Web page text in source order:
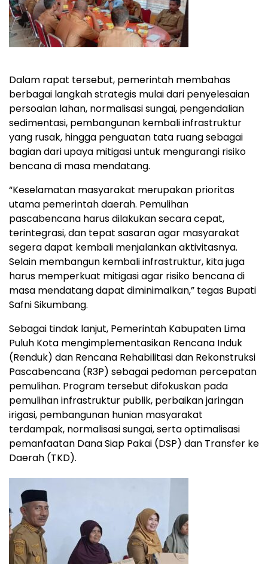
Dalam rapat tersebut, pemerintah membahas
berbagai langkah strategis mulai dari penyelesaian
persoalan lahan, normalisasi sungai, pengendalian
sedimentasi, pembangunan kembali infrastruktur
yang rusak, hingga penguatan tata ruang sebagai
bagian dari upaya mitigasi untuk mengurangi risiko
bencana di masa mendatang.
“Keselamatan masyarakat merupakan prioritas
utama pemerintah daerah. Pemulihan
pascabencana harus dilakukan secara cepat,
terintegrasi, dan tepat sasaran agar masyarakat
segera dapat kembali menjalankan aktivitasnya.
Selain membangun kembali infrastruktur, kita juga
harus memperkuat mitigasi agar risiko bencana di
masa mendatang dapat diminimalkan,” tegas Bupati
Safni Sikumbang.
Sebagai tindak lanjut, Pemerintah Kabupaten Lima
Puluh Kota mengimplementasikan Rencana Induk
(Renduk) dan Rencana Rehabilitasi dan Rekonstruksi
Pascabencana (R3P) sebagai pedoman percepatan
pemulihan. Program tersebut difokuskan pada
pemulihan infrastruktur publik, perbaikan jaringan
irigasi, pembangunan hunian masyarakat
terdampak, normalisasi sungai, serta optimalisasi
pemanfaatan Dana Siap Pakai (DSP) dan Transfer ke
Daerah (TKD).